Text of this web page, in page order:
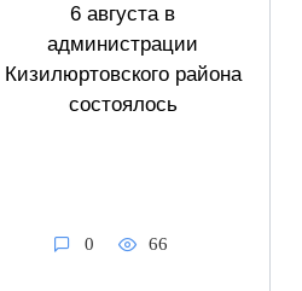
6 августа в
администрации
Кизилюртовского района
состоялось
0 66